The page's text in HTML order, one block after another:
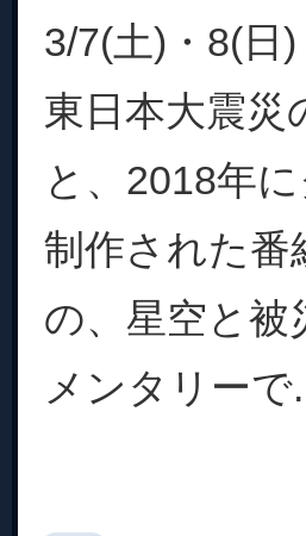
3/7(土)・8(
東日本大震災
と、2018年
制作された番
の、星空と被
メンタリーで